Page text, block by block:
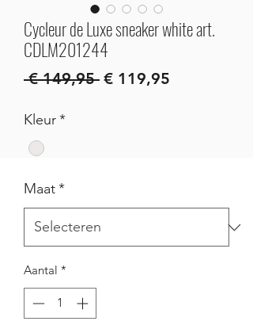
Cycleur de Luxe sneaker white art.
CDLM201244
€ 149,95 Normale
€ 119,95
Kleur*
Maat*
Aantal *